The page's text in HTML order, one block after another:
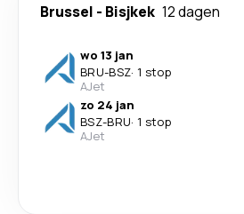
Brussel - Bisjkek 12 dagen
wo 13 jan
BRU-BSZ· 1 stop
AJet
zo 24 jan
BSZ-BRU· 1 stop
AJet